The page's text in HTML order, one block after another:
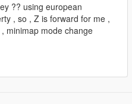
?? using european
, so , Z is forward for me ,
minimap mode change